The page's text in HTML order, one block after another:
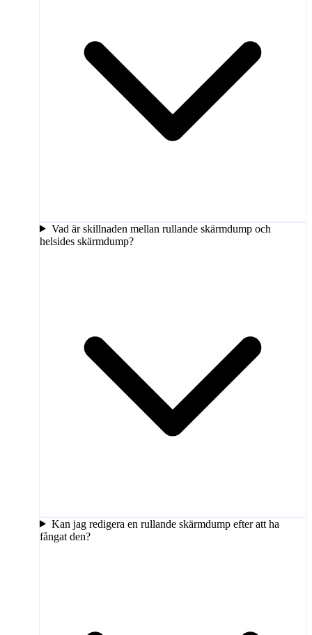
Vad är skillnaden mellan rullande skärmdump och
helsides skärmdump?
Kan jag redigera en rullande skärmdump efter att ha
fångat den?